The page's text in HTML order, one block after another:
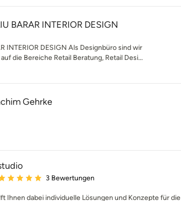
BARAR INTERIOR DESIGN
INTERIOR DESIGN Als Designbüro sind wir
die Bereiche Retail Beratung, Retail Desi...
Gehrke
Bewertung: 5 von 5 Sternen
3 Bewertungen
Ihnen dabei individuelle Lösungen und Konzepte für die